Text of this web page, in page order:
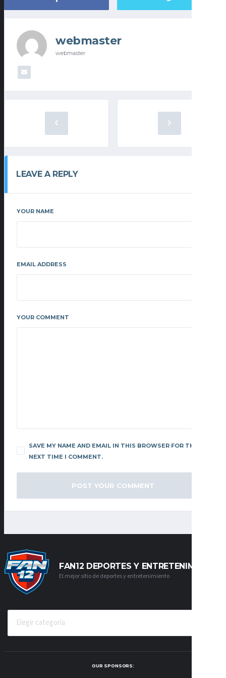
webmaster
webmaster
LEAVE A REPLY
YOUR NAME
EMAIL ADDRESS
YOUR COMMENT
SAVE MY NAME AND EMAIL IN THIS BROWSER FOR THE
NEXT TIME I COMMENT.
FAN12 DEPORTES Y ENTRETENIMIENTO
El mejor sitio de deportes y entretenimiento
OUR SPONSORS: